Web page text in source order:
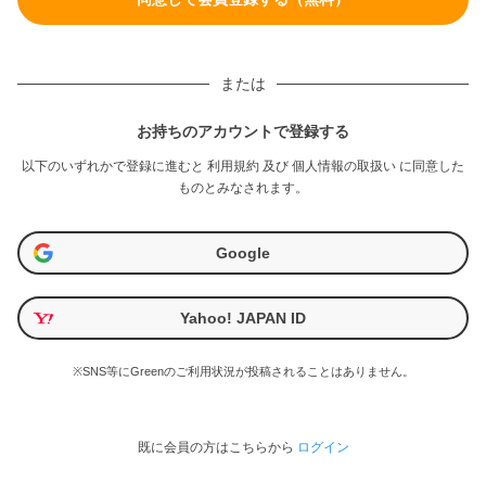
または
お持ちのアカウントで登録する
以下のいずれかで登録に進むと 利用規約 及び 個人情報の取扱い に同意した
ものとみなされます。
Google
Yahoo! JAPAN ID
※SNS等にGreenのご利用状況が投稿されることはありません。
既に会員の方はこちらから ログイン